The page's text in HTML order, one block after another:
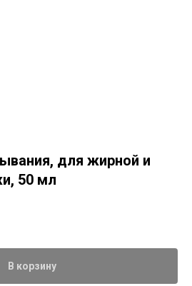
для жирной и
50 мл
В корзину